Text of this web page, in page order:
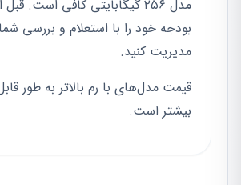
مدل ۲۵۶ گیگابایتی کافی است.
بودجه خود را با استعلام و بررسی
مدیریت کنید.
قیمت مدل‌های با رم بالاتر به طور
بیشتر است.